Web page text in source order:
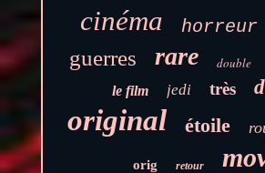
cinéma horreur
guerres rare double
le film jedi très
original étoile
orig retour